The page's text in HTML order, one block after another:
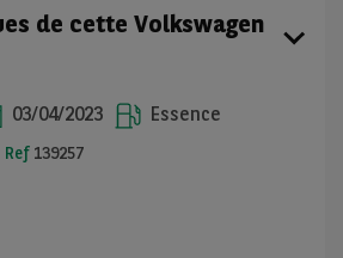
de cette Volkswagen
03/04/2023
Essence
Ref 139257